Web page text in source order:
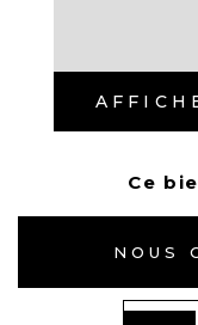
ligne 2 du
OMEGA
Ce
NOUS